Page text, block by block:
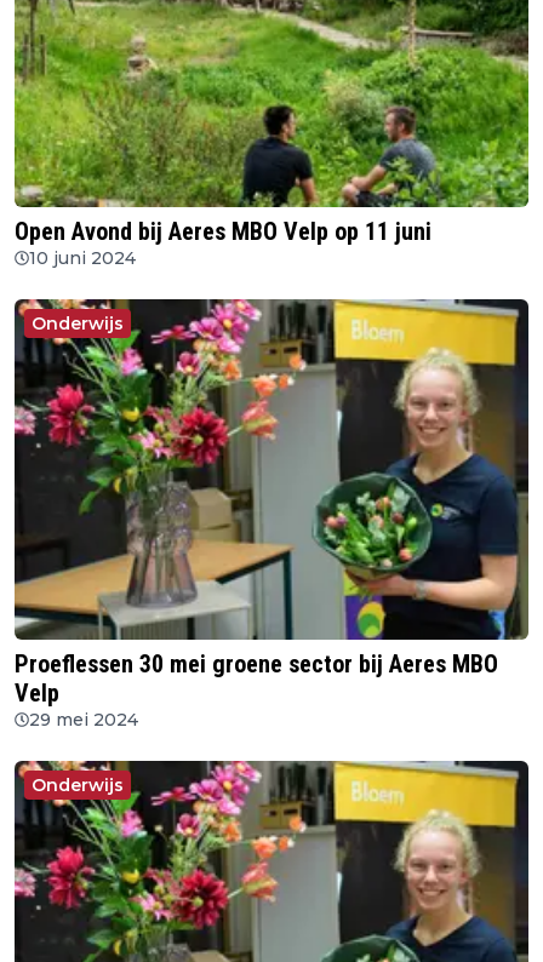
Open Avond bij Aeres MBO Velp op 11 juni
10 juni 2024
Onderwijs
Proeflessen 30 mei groene sector bij Aeres MBO
Velp
29 mei 2024
Onderwijs